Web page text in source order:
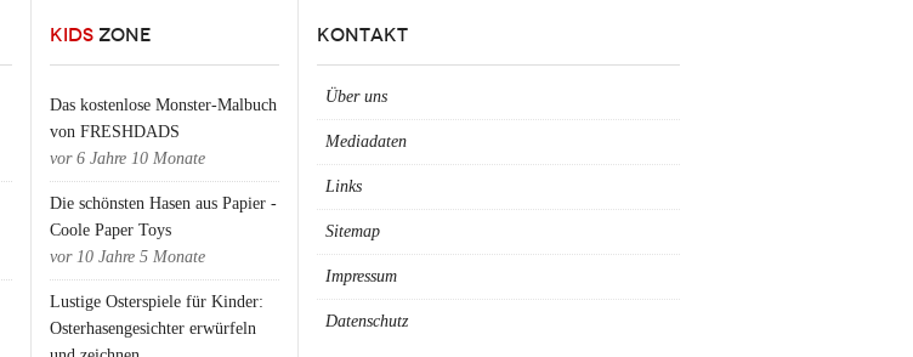
KIDS ZONE
Das kostenlose Monster-Malbuch
von FRESHDADS
vor 6 Jahre 10 Monate
Die schönsten Hasen aus Papier -
Coole Paper Toys
vor 10 Jahre 5 Monate
Lustige Osterspiele für Kinder:
Osterhasengesichter erwürfeln
KONTAKT
Über uns
Mediadaten
Links
Sitemap
Impressum
Datenschutz